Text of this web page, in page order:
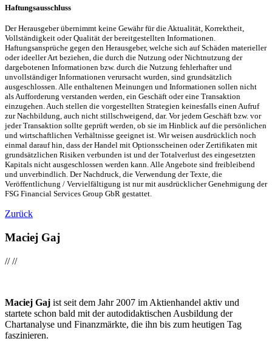
Haftungsausschluss
Der Herausgeber übernimmt keine Gewähr für die Aktualität, Korrektheit,
Vollständigkeit oder Qualität der bereitgestellten Informationen.
Haftungsansprüche gegen den Herausgeber, welche sich auf Schäden materieller
oder ideeller Art beziehen, die durch die Nutzung oder Nichtnutzung der
dargebotenen Informationen bzw. durch die Nutzung fehlerhafter und
unvollständiger Informationen verursacht wurden, sind grundsätzlich
ausgeschlossen. Alle enthaltenen Meinungen und Informationen sollen nicht
als Aufforderung verstanden werden, ein Geschäft oder eine Transaktion
einzugehen. Auch stellen die vorgestellten Strategien keinesfalls einen Aufruf
zur Nachbildung, auch nicht stillschweigend, dar. Vor jedem Geschäft bzw. vor
jeder Transaktion sollte geprüft werden, ob sie im Hinblick auf die persönlichen
und wirtschaftlichen Verhältnisse geeignet ist. Wir weisen ausdrücklich noch
einmal darauf hin, dass der Handel mit Optionsscheinen oder Zertifikaten mit
grundsätzlichen Risiken verbunden ist und der Totalverlust des eingesetzten
Kapitals nicht ausgeschlossen werden kann. Alle Angebote sind freibleibend
und unverbindlich. Der Nachdruck, die Verwendung der Texte, die
Veröffentlichung / Vervielfältigung ist nur mit ausdrücklicher Genehmigung der
FSG Financial Services Group GbR gestattet.
Zurück
Maciej Gaj
////
Maciej Gaj ist seit dem Jahr 2007 im Aktienhandel aktiv und
startete schon bald mit der autodidaktischen Ausbildung der
Chartanalyse und Finanzmärkte, die ihn bis zum heutigen Tag
faszinieren.